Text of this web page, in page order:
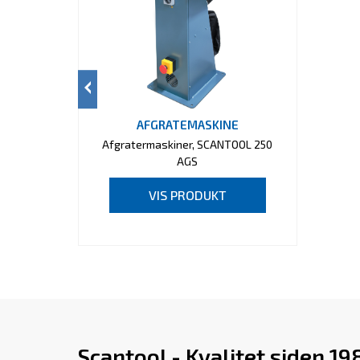
AFGRATEMASKINE
Afgratermaskiner, SCANTOOL 250
AGS
VIS PRODUKT